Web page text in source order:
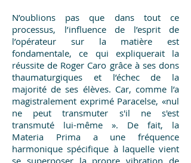
N’oublions pas que dans tout ce
processus, l’influence de l’esprit de
l’opérateur sur la matière est
fondamentale, ce qui expliquerait la
réussite de Roger Caro grâce à ses dons
thaumaturgiques et l’échec de la
majorité de ses élèves. Car, comme l’a
magistralement exprimé Paracelse, «nul
ne peut transmuter s'il ne s'est
transmuté lui-même ». De fait, la
Materia Prima a une fréquence
harmonique spécifique à laquelle vient
se superposer la propre vibration de